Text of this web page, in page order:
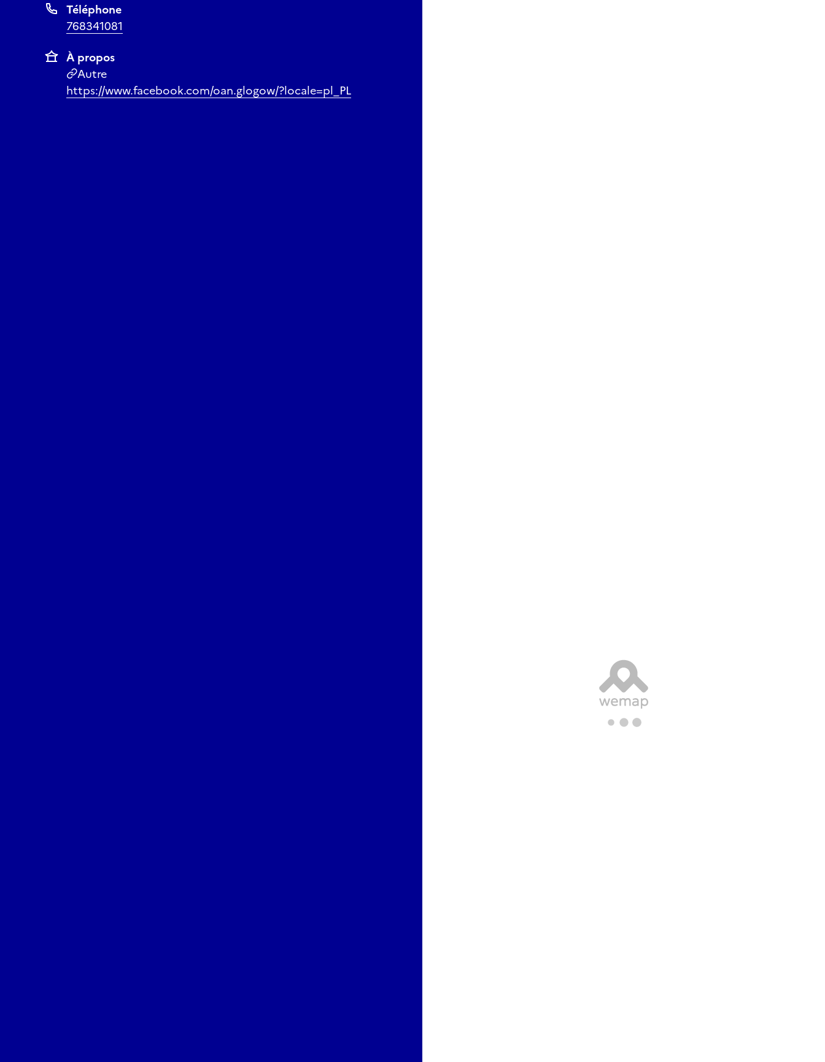
Téléphone
768341081
À propos
Autre
https://www.facebook.com/oan.glogow/?locale=pl_PL